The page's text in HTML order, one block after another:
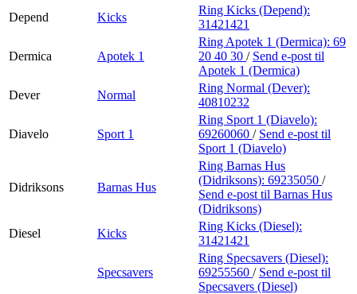
Depend
Kicks
Ring Kicks (Depend):
31421421
Dermica Apotek 1
Ring Apotek 1 (Dermica): 69
20 40 30 / Send e-post til
Apotek 1 (Dermica)
Dever
Normal
Ring Normal (Dever):
40810232
Diavelo Sport 1
Ring Sport 1 (Diavelo):
69260060 / Send e-post til
Sport 1 (Diavelo)
Didriksons Barnas Hus
Ring Barnas Hus
(Didriksons): 69235050 /
Send e-post til Barnas Hus
(Didriksons)
Diesel
Kicks
Ring Kicks (Diesel):
31421421
Specsavers
Ring Specsavers (Diesel):
69255560 / Send e-post til
Specsavers (Diesel)